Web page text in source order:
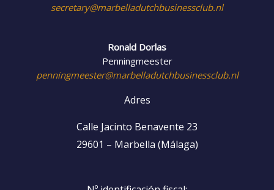
secretary@marbelladutchbusinessclub.nl
Ronald Dorlas
Penningmeester
penningmeester@marbelladutchbusinessclub.nl
Adres
Calle Jacinto Benavente 23
29601 – Marbella (Málaga)